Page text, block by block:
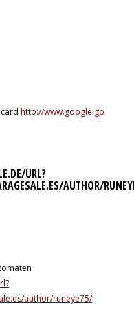
http://www.google.gp
URL?
AUTHOR/
author/runeye75/